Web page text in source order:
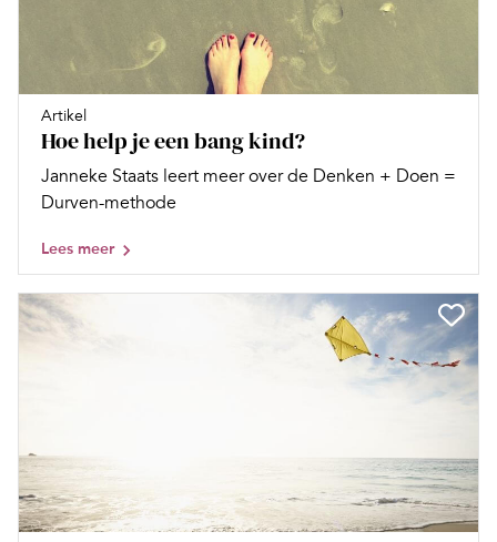
Artikel
Hoe help je een bang kind?
Janneke Staats leert meer over de Denken + Doen =
Durven-methode
Lees meer